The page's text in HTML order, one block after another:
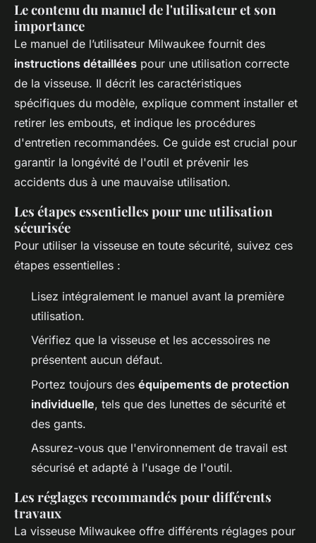
Le contenu du manuel de l'utilisateur et son
importance
Le manuel de l’utilisateur Milwaukee fournit des
instructions détaillées pour une utilisation correcte
de la visseuse. Il décrit les caractéristiques
spécifiques du modèle, explique comment installer et
retirer les embouts, et indique les procédures
d'entretien recommandées. Ce guide est crucial pour
garantir la longévité de l'outil et prévenir les
accidents dus à une mauvaise utilisation.
Les étapes essentielles pour une utilisation
sécurisée
Pour utiliser la visseuse en toute sécurité, suivez ces
étapes essentielles :
Lisez intégralement le manuel avant la première
utilisation.
Vérifiez que la visseuse et les accessoires ne
présentent aucun défaut.
Portez toujours des équipements de protection
individuelle, tels que des lunettes de sécurité et
des gants.
Assurez-vous que l'environnement de travail est
sécurisé et adapté à l'usage de l'outil.
Les réglages recommandés pour différents
travaux
La visseuse Milwaukee offre différents réglages pour